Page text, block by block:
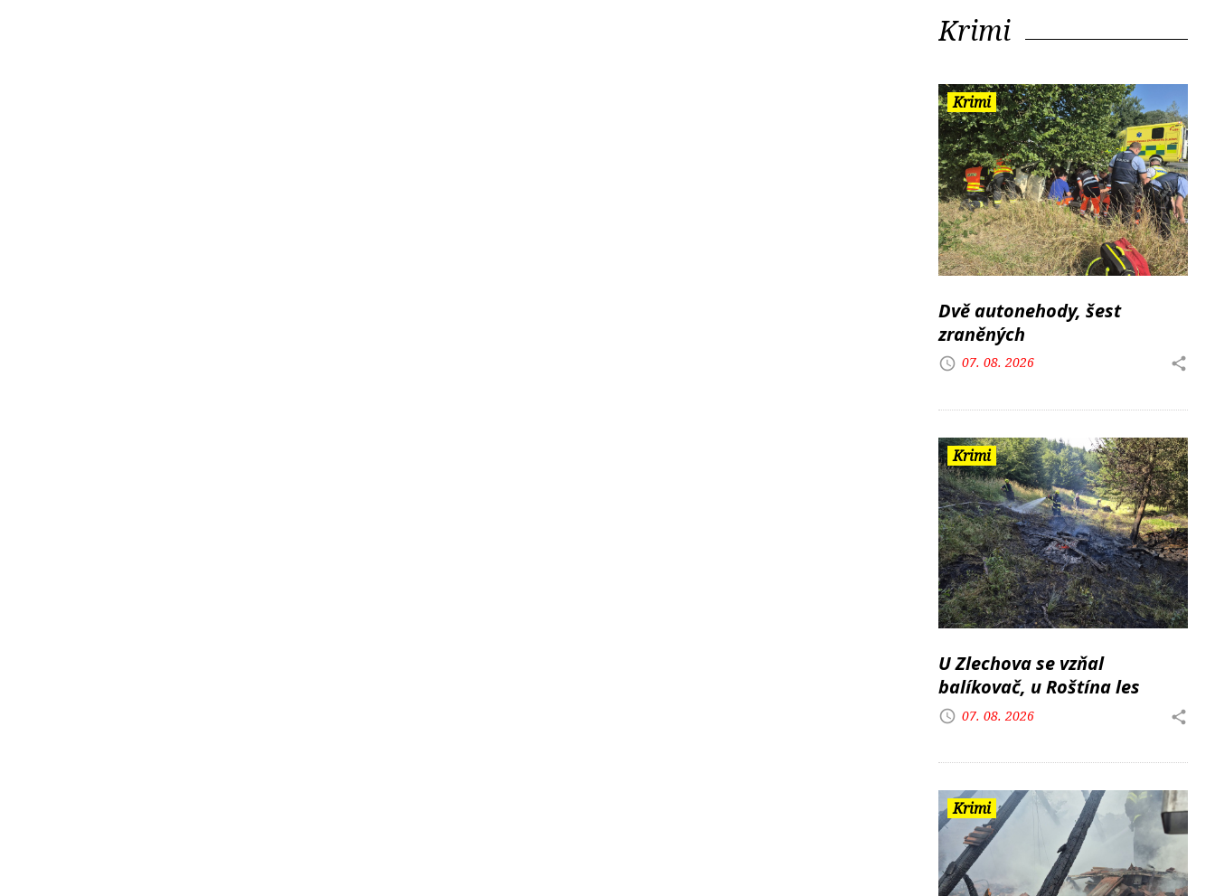
Krimi
Krimi
Dvě autonehody, šest
zraněných
07. 08. 2026
Krimi
U Zlechova se vzňal
balíkovač, u Roštína les
07. 08. 2026
Krimi